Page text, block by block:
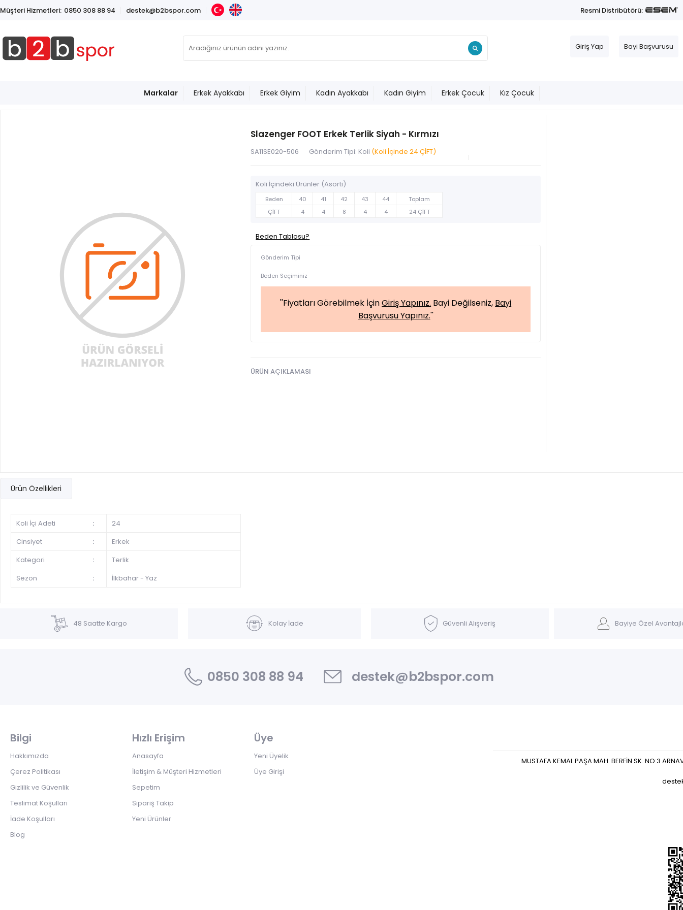
Müşteri Hizmetleri: 0850 308 88 94 destek@b2bspor.com Resmi Distribütörü:
Bayi Başvurusu
Giriş Yap
Markalar Erkek Ayakkabı Erkek Giyim Kadın Ayakkabı Kadın Giyim Erkek Çocuk Kız Çocuk
Slazenger FOOT Erkek Terlik Siyah - Kırmızı
SA11SE020-506 Gönderim Tipi: Koli (Koli İçinde 24 ÇİFT)
Koli İçindeki Ürünler (Asorti)
Beden 40 41 42 43 44
Toplam
ÇİFT
4 4 8 4 4 24 ÇİFT
Beden Tablosu?
Gönderim Tipi
Beden Seçiminiz
''Fiyatları Görebilmek İçinGiriş Yapınız. Bayi Değilseniz, Bayi
Başvurusu Yapınız.''
ÜRÜN AÇIKLAMASI
Ürün Özellikleri
Koli İçi Adeti :
24
Cinsiyet
:
Erkek
Kategori
:
Terlik
Sezon
: İlkbahar - Yaz
48 Saatte Kargo Kolay İade Güvenli Alışveriş Bayiye Özel
0850 308 88 94 destek@b2bspor.com
Bilgi
Hakkımızda
Çerez Politikası
Gizlilik ve Güvenlik
Teslimat Koşulları
İade Koşulları
Blog
Hızlı Erişim
Anasayfa
İletişim & Müşteri Hizmetleri
Sepetim
Sipariş Takip
Yeni Ürünler
Üye
Yeni Üyelik
Üye Girişi
MUSTAFA KEMAL PAŞA MAH. BERFİN SK. NO:3